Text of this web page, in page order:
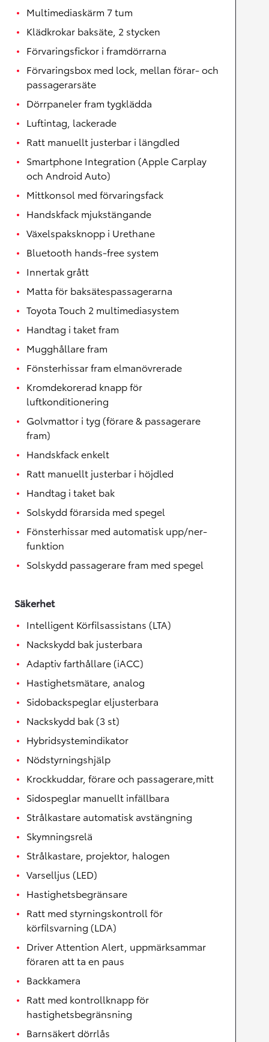
Multimediaskärm 7 tum
Klädkrokar baksäte, 2 stycken
Förvaringsfickor i framdörrarna
Förvaringsbox med lock, mellan förar- och
passagerarsäte
Dörrpaneler fram tygklädda
Luftintag, lackerade
Ratt manuellt justerbar i längdled
Smartphone Integration (Apple Carplay
och Android Auto)
Mittkonsol med förvaringsfack
Handskfack mjukstängande
Växelspaksknopp i Urethane
Bluetooth hands-free system
Innertak grått
Matta för baksätespassagerarna
Toyota Touch 2 multimediasystem
Handtag i taket fram
Mugghållare fram
Fönsterhissar fram elmanövrerade
Kromdekorerad knapp för
luftkonditionering
Golvmattor i tyg (förare & passagerare
fram)
Handskfack enkelt
Ratt manuellt justerbar i höjdled
Handtag i taket bak
Solskydd förarsida med spegel
Fönsterhissar med automatisk upp/ner-
funktion
Solskydd passagerare fram med spegel
Säkerhet
Intelligent Körfilsassistans (LTA)
Nackskydd bak justerbara
Adaptiv farthållare (iACC)
Hastighetsmätare, analog
Sidobackspeglar eljusterbara
Nackskydd bak (3 st)
Hybridsystemindikator
Nödstyrningshjälp
Krockkuddar, förare och passagerare,mitt
Sidospeglar manuellt infällbara
Strålkastare automatisk avstängning
Skymningsrelä
Strålkastare, projektor, halogen
Varselljus (LED)
Hastighetsbegränsare
Ratt med styrningskontroll för
körfilsvarning (LDA)
Driver Attention Alert, uppmärksammar
föraren att ta en paus
Backkamera
Ratt med kontrollknapp för
hastighetsbegränsning
Barnsäkert dörrlås